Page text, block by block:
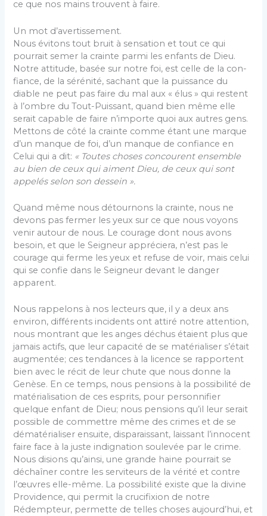
ce que nos mains trouvent à faire.
Un mot d’avertissement.
Nous évitons tout bruit à sensation et tout ce qui
pourrait semer la crainte parmi les enfants de Dieu.
Notre attitude, basée sur notre foi, est celle de la con­
fiance, de la sérénité, sachant que la puissance du
diable ne peut pas faire du mal aux « élus » qui restent
à l’ombre du Tout-Puissant, quand bien même elle
serait capable de faire n’importe quoi aux autres gens.
Mettons de côté la crainte comme étant une marque
d’un manque de foi, d’un manque de confiance en
Celui qui a dit: « Toutes choses concourent ensemble
au bien de ceux qui aiment Dieu, de ceux qui sont
appelés selon son dessein ».
Quand même nous détournons la crainte, nous ne
devons pas fermer les yeux sur ce que nous voyons
venir autour de nous. Le courage dont nous avons
besoin, et que le Seigneur appréciera, n’est pas le
courage qui ferme les yeux et refuse de voir, mais celui
qui se confie dans le Seigneur devant le danger
apparent.
Nous rappelons à nos lecteurs que, il y a deux ans
environ, différents incidents ont attiré notre attention,
nous montrant que les anges déchus étaient plus que
jamais actifs, que leur capacité de se matérialiser s’était
augmentée; ces tendances à la licence se rapportent
bien avec le récit de leur chute que nous donne la
Genèse. En ce temps, nous pensions à la possibilité de
matérialisation de ces esprits, pour personnifier
quelque enfant de Dieu; nous pensions qu’il leur serait
possible de commettre même des crimes et de se
dématérialiser ensuite, disparaissant, laissant l’innocent
faire face à la juste indignation soulevée par le crime.
Nous disions qu’ainsi, une grande haine pourrait se
déchaîner contre les serviteurs de la vérité et contre
l’œuvres elle-même. La possibilité existe que la divine
Providence, qui permit la crucifixion de notre
Rédempteur, permette de telles choses aujourd’hui, et